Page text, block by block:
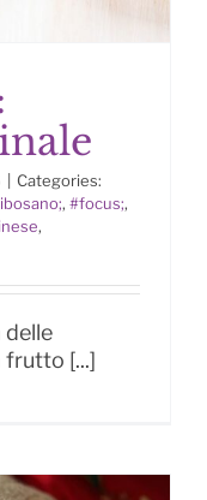
originale
Categories:
, #focus;,
,
delle
frutto [...]